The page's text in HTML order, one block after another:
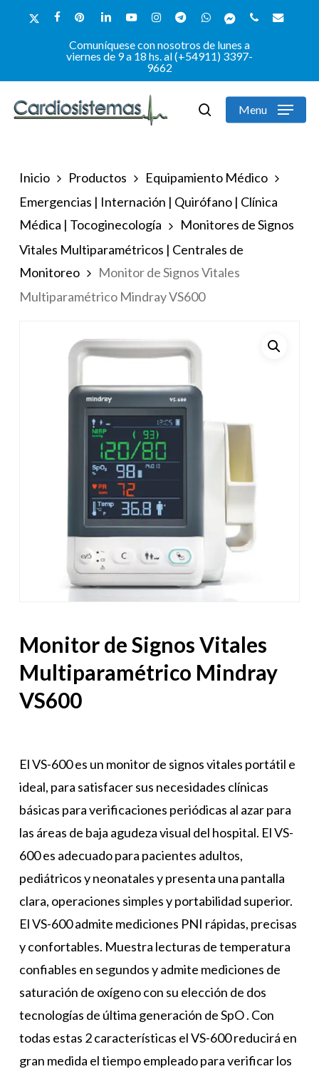
content
x-
facebookpinterestlinkedinyoutubeinstagramtelegramwhatsappmessengerphoneemail
Comuníquese con nosotros de lunes a
viernes de 9 a 18 hs. al (+54911) 3397-
9662
searchMenu
Inicio Productos
Equipamiento Médico
Emergencias | Internación | Quirófano | Clínica
Médica | Tocoginecología
Monitores de Signos
Vitales Multiparamétricos | Centrales de
Monitoreo
Monitor de Signos Vitales
Multiparamétrico Mindray VS600
Monitor de Signos Vitales
Multiparamétrico Mindray
VS600
El VS-600 es un monitor de signos vitales portátil e
ideal, para satisfacer sus necesidades clínicas
básicas para verificaciones periódicas al azar para
las áreas de baja agudeza visual del hospital. El VS-
600 es adecuado para pacientes adultos,
pediátricos y neonatales y presenta una pantalla
clara, operaciones simples y portabilidad superior.
El VS-600 admite mediciones PNI rápidas, precisas
y confortables. Muestra lecturas de temperatura
confiables en segundos y admite mediciones de
saturación de oxígeno con su elección de dos
tecnologías de última generación de SpO . Con
todas estas 2 características el VS-600 reducirá en
gran medida el tiempo empleado para verificar los